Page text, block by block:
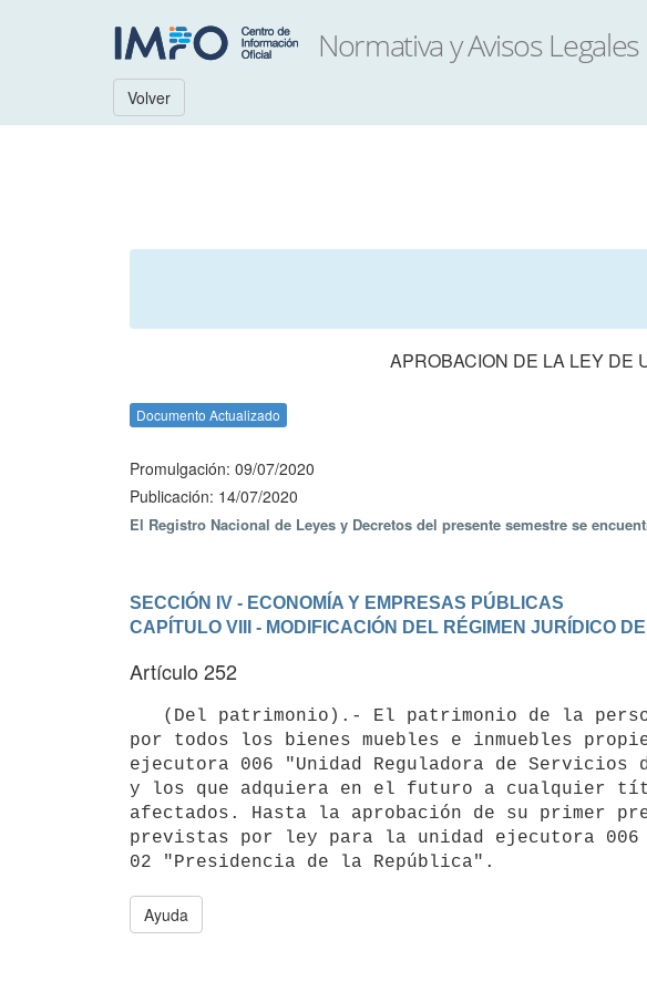
Volver
APROBACION DE LA LEY DE
Documento Actualizado
Promulgación: 09/07/2020
Publicación: 14/07/2020
El Registro Nacional de Leyes y Decretos del presente semestre se
SECCIÓN IV - ECONOMÍA Y EMPRESAS PÚBLICAS
CAPÍTULO VIII - MODIFICACIÓN DEL RÉGIMEN JURÍDICO
Artículo 252
por todos los bienes muebles e inmuebles
ejecutora 006 "Unidad Reguladora de
y los que adquiera en el futuro a cualquier
afectados. Hasta la aprobación de su primer
previstas por ley para la unidad ejecutora 006
Ayuda